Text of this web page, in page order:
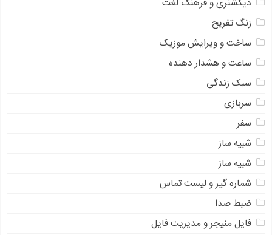
دیکشنری و فرهنگ لغت
زنگ تفریح
ساخت و ویرایش موزیک
ساعت و هشدار دهنده
سبک زندگی
سربازی
سفر
شبیه ساز
شبیه ساز
شماره گیر و لیست تماس
ضبط صدا
فایل منیجر و مدیریت فایل